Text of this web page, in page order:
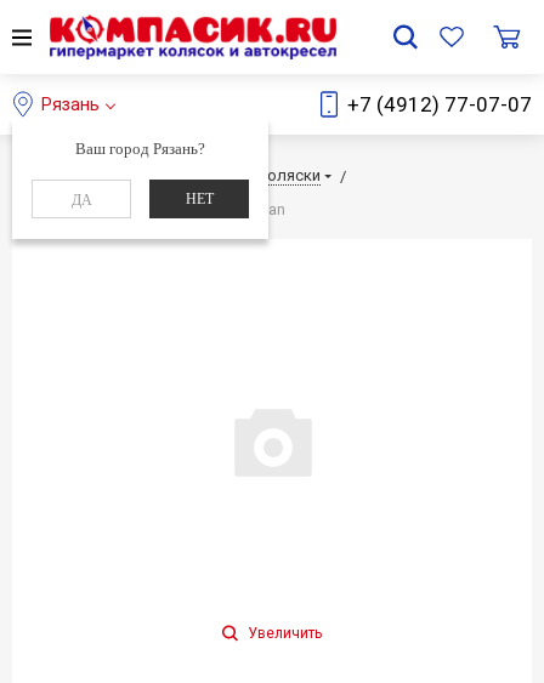
Рязань
Ваш город Рязань?
ДА НЕТ
+7 (4912) 77-07-07
Главная Каталог
Детские коляски
Детское автокресло Kiwy S01 Ocean
Увеличить